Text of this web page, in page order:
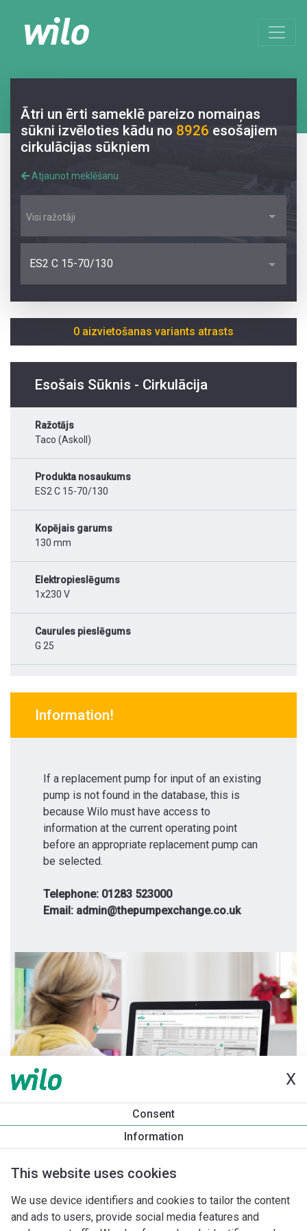
X
Consent
Information
This website uses cookies
We use device identifiers and cookies to tailor the content
and ads to users, provide social media features and
Ātri un ērti sameklē pareizo nomaiņas
sūkni izvēloties kādu no 8926 esošajiem
cirkulācijas sūkņiem
Atjaunot meklēšanu
Visi ražotāji
ES2 C 15-70/130
0 aizvietošanas variants atrasts
Esošais Sūknis - Cirkulācija
Ražotājs
Taco (Askoll)
Produkta nosaukums
ES2 C 15-70/130
Kopējais garums
130 mm
Elektropieslēgums
1x230 V
Caurules pieslēgums
G 25
Information!
If a replacement pump for input of an existing
pump is not found in the database, this is
because Wilo must have access to
information at the current operating point
before an appropriate replacement pump can
be selected.
Telephone: 01283 523000
Email: admin@thepumpexchange.co.uk